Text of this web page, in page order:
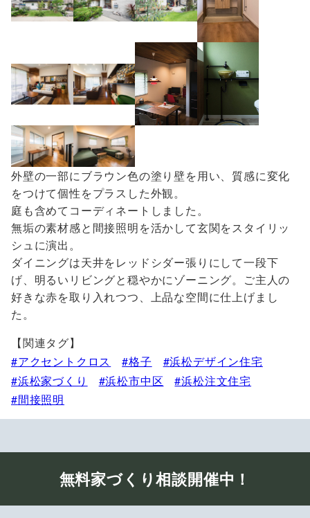
外壁の一部にブラウン色の塗り壁を用い、質感に変化
をつけて個性をプラスした外観。
庭も含めてコーディネートしました。
無垢の素材感と間接照明を活かして玄関をスタイリッ
シュに演出。
ダイニングは天井をレッドシダー張りにして一段下
げ、明るいリビングと穏やかにゾーニング。ご主人の
好きな赤を取り入れつつ、上品な空間に仕上げまし
た。
【関連タグ】
アクセントクロス
格子
浜松デザイン住宅
浜松家づくり
浜松市中区
浜松注文住宅
間接照明
無料家づくり相談開催中！